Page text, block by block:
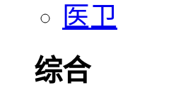
医卫
综合